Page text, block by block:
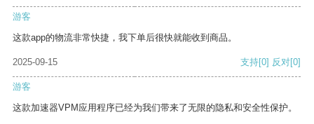
游客
这款app的物流非常快捷，我下单后很快就能收到商品。
2025-09-15 支持[0] 反对[0]
游客
这款加速器VPM应用程序已经为我们带来了无限的隐私和安全性保护。